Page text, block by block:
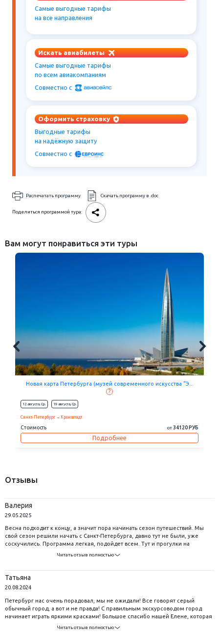
Самые выгодные тарифы
на все направления
Искать авиабилеты
Самые выгодные тарифы
по всем авиакомпаниям
Совместно c
Оформить страховку
Выгодные тарифы
на надёжную защиту
Совместно c
Распечатать программу Скачать программу в .doc
Поделиться программой тура:
Вам могут понравиться эти туры
Очарование Северной столицы (ночная теплоходная прогулк...
?
10 августа, Пн. 17 августа,Пн.
Санкт-Петербург Гатчина Стрельна
Стоимость от35170 РУБ
Подробнее
Отзывы
Валерия
29.05.2025
Весна подходит к концу, а значит пора начинать сезон путешествий. Мы
свой сезон решили начать с Санкт-Петербурга, давно тут не были, уже
соскучились. Программа легкая, подойдет всем. Тут и прогулки на
теплоходе, и экскурсии по Петергофу, и Кронштадт, в общем все самое
5 лет путешествуем только с этим туроператором и всем советуем!
Читать отзыв полностью
Татьяна
20.08.2024
Петербург нас очень порадовал, мы не ожидали! Все говорят серый
обычный город, а вот и не правда! С правильным экскурсоводом город
начинает играть яркими красками! Большое спасибо нашей Елене, которая
Читать отзыв полностью